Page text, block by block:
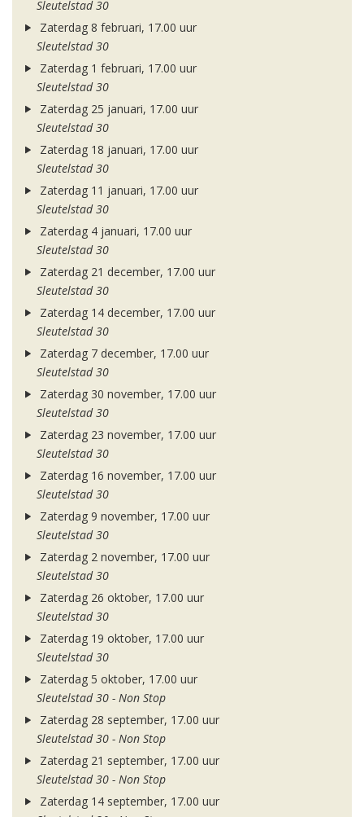
Sleutelstad 30
Zaterdag 8 februari, 17.00 uur
Sleutelstad 30
Zaterdag 1 februari, 17.00 uur
Sleutelstad 30
Zaterdag 25 januari, 17.00 uur
Sleutelstad 30
Zaterdag 18 januari, 17.00 uur
Sleutelstad 30
Zaterdag 11 januari, 17.00 uur
Sleutelstad 30
Zaterdag 4 januari, 17.00 uur
Sleutelstad 30
Zaterdag 21 december, 17.00 uur
Sleutelstad 30
Zaterdag 14 december, 17.00 uur
Sleutelstad 30
Zaterdag 7 december, 17.00 uur
Sleutelstad 30
Zaterdag 30 november, 17.00 uur
Sleutelstad 30
Zaterdag 23 november, 17.00 uur
Sleutelstad 30
Zaterdag 16 november, 17.00 uur
Sleutelstad 30
Zaterdag 9 november, 17.00 uur
Sleutelstad 30
Zaterdag 2 november, 17.00 uur
Sleutelstad 30
Zaterdag 26 oktober, 17.00 uur
Sleutelstad 30
Zaterdag 19 oktober, 17.00 uur
Sleutelstad 30
Zaterdag 5 oktober, 17.00 uur
Sleutelstad 30 - Non Stop
Zaterdag 28 september, 17.00 uur
Sleutelstad 30 - Non Stop
Zaterdag 21 september, 17.00 uur
Sleutelstad 30 - Non Stop
Zaterdag 14 september, 17.00 uur